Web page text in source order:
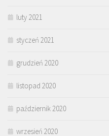
luty 2021
styczeń 2021
grudzień 2020
listopad 2020
październik 2020
wrzesień 2020